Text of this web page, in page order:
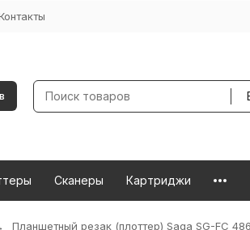
Сканеры Картриджи
Планшетный резак (плоттер) Saga SG-FC